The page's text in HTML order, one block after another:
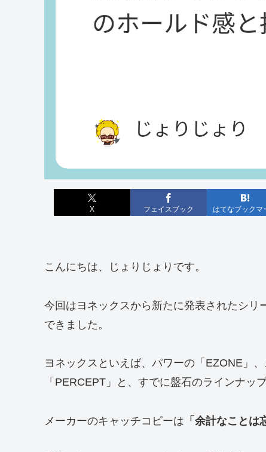
X フェイスブック はてなブックマ
こんにちは、じょりじょりです。
今回はヨネックスから新たに発表されたシ
できました。
ヨネックスといえば、パワーの「EZONE」
「PERCEPT」と、すでに盤石のラインナッ
メーカーのキャッチコピーは 「余計なことは